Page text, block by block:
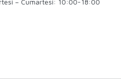
– Cumartesi: 10:00-18:00